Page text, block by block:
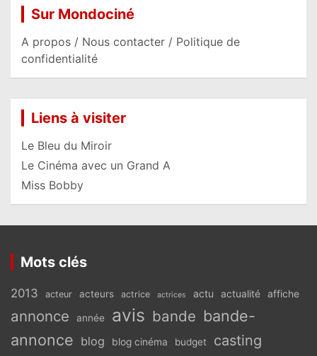
Sur Mondociné
A propos / Nous contacter / Politique de
confidentialité
Liens à visiter
Le Bleu du Miroir
Le Cinéma avec un Grand A
Miss Bobby
Mots clés
2013 acteur acteurs actrice actrices actu actualité affiche
annonce année avis bande bande-
annonce blog blog cinéma budget casting